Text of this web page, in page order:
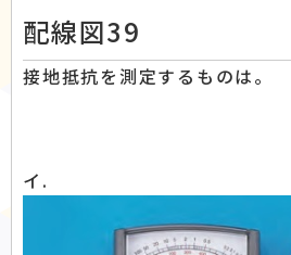
配線図39
接地抵抗を測定するものは。
イ.